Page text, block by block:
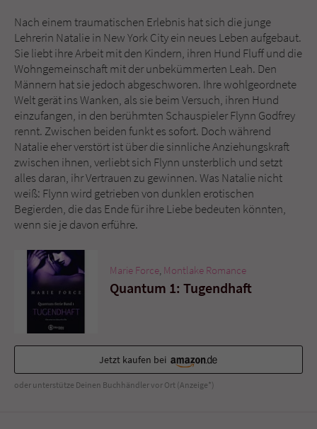
Nach einem traumatischen Erlebnis hat sich die junge
Lehrerin Natalie in New York City ein neues Leben aufgebaut.
Sie liebt ihre Arbeit mit den Kindern, ihren Hund Fluff und die
Wohngemeinschaft mit der unbekümmerten Leah. Den
Männern hat sie jedoch abgeschworen. Ihre wohlgeordnete
Welt gerät ins Wanken, als sie beim Versuch, ihren Hund
einzufangen, in den berühmten Schauspieler Flynn Godfrey
rennt. Zwischen beiden funkt es sofort. Doch während
Natalie eher verstört ist über die sinnliche Anziehungskraft
zwischen ihnen, verliebt sich Flynn unsterblich und setzt
alles daran, ihr Vertrauen zu gewinnen. Was Natalie nicht
weiß: Flynn wird getrieben von dunklen erotischen
Begierden, die das Ende für ihre Liebe bedeuten könnten,
wenn sie je davon erführe.
Marie Force Montlake Romance
Quantum 1: Tugendhaft
Jetzt kaufen bei
oder unterstütze Deinen Buchhändler vor Ort (Anzeige*)
Name tx_pwcomments_ahash
Anbieter Literatur-Couch Medien GmbH & Co. KG
Laufzeit 1 Jahr
Zweck Cookie für Kommentare einzelner Buchtitel
Name fe_typo_user
Anbieter Literatur-Couch Medien GmbH & Co. KG
Zweck
Dieses Cookie gewährleistet die
Kommunikation der Webseite mit dem